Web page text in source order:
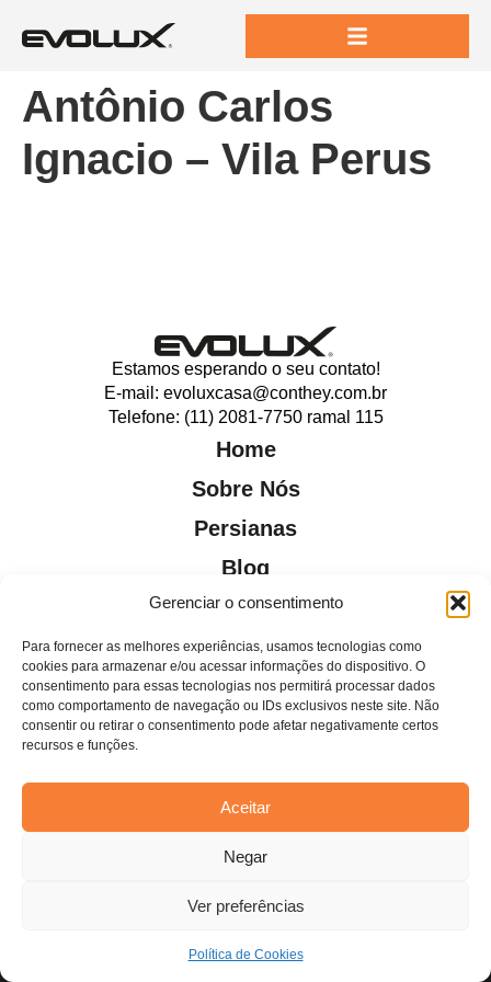
Gerenciar o consentimento
Para fornecer as melhores experiências, usamos tecnologias como
cookies para armazenar e/ou acessar informações do dispositivo. O
consentimento para essas tecnologias nos permitirá processar dados
como comportamento de navegação ou IDs exclusivos neste site. Não
consentir ou retirar o consentimento pode afetar negativamente certos
recursos e funções.
Aceitar
Negar
Ver preferências
Política de Cookies
Antônio Carlos
Ignacio – Vila Perus
Estamos esperando o seu contato!
E-mail: evoluxcasa@conthey.com.br
Telefone: (11) 2081-7750 ramal 115
Home
Sobre Nós
Persianas
Blog
Contato
Todos os direitos reservados. Anfi Lab Marketing
Estamos usando cookies para oferecer a você a melhor
configurações.